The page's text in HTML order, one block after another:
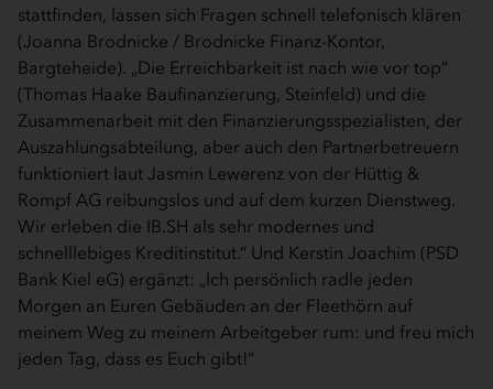
stattfinden, lassen sich Fragen schnell telefonisch klären
(Joanna Brodnicke / Brodnicke Finanz-Kontor,
Bargteheide). „Die Erreichbarkeit ist nach wie vor top“
(Thomas Haake Baufinanzierung, Steinfeld) und die
Zusammenarbeit mit den Finanzierungsspezialisten, der
Auszahlungsabteilung, aber auch den Partnerbetreuern
funktioniert laut Jasmin Lewerenz von der Hüttig &
Rompf AG reibungslos und auf dem kurzen Dienstweg.
Wir erleben die IB.SH als sehr modernes und
schnelllebiges Kreditinstitut.“ Und Kerstin Joachim (PSD
Bank Kiel eG) ergänzt: „Ich persönlich radle jeden
Morgen an Euren Gebäuden an der Fleethörn auf
meinem Weg zu meinem Arbeitgeber rum: und freu mich
jeden Tag, dass es Euch gibt!“